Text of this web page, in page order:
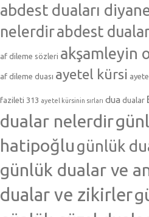
abdest duaları
nelerdirabdest
af dileme sözleri akşamleyin
af dileme duası ayetel kürsi
fazileti 313 ayetel kürsinin sırları dua dualar
dualar nelerdir
hatipoğlu günlük
günlük dualar ve
dualar ve zikirler